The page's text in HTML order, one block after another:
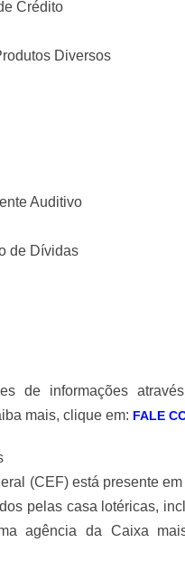
Crédito
Diversos
Auditivo
de Dívidas
de informações
mais, clique em: FALE
(CEF) está presente
pelas casa lotéricas,
agência da Caixa